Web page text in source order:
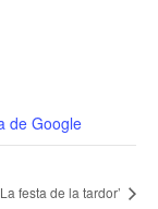
de Google
festa de la tardor’